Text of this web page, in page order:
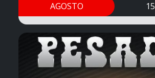
AGOSTO 15